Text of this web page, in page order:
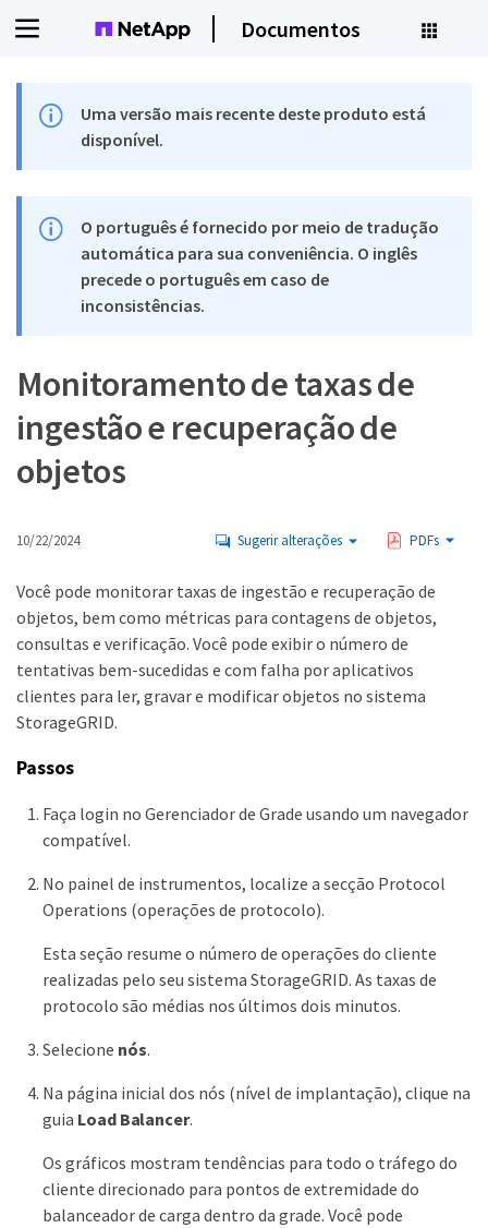
Documentos
Uma versão mais recente deste produto está
disponível.
O português é fornecido por meio de tradução
automática para sua conveniência. O inglês
precede o português em caso de
inconsistências.
Monitoramento de taxas de
ingestão e recuperação de
objetos
10/22/2024 Sugerir alterações PDFs
Você pode monitorar taxas de ingestão e recuperação de
objetos, bem como métricas para contagens de objetos,
consultas e verificação. Você pode exibir o número de
tentativas bem-sucedidas e com falha por aplicativos
clientes para ler, gravar e modificar objetos no sistema
StorageGRID.
Passos
Faça login no Gerenciador de Grade usando um navegador
compatível.
No painel de instrumentos, localize a secção Protocol
Operations (operações de protocolo).
Esta seção resume o número de operações do cliente
realizadas pelo seu sistema StorageGRID. As taxas de
protocolo são médias nos últimos dois minutos.
Selecione nós.
Na página inicial dos nós (nível de implantação), clique na
guia Load Balancer.
Os gráficos mostram tendências para todo o tráfego do
cliente direcionado para pontos de extremidade do
balanceador de carga dentro da grade. Você pode